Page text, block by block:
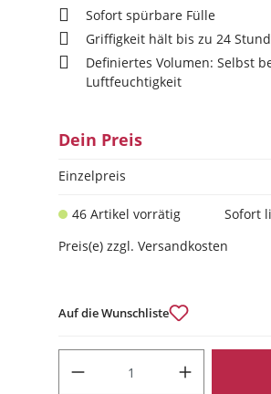
Sofort spürbare Fülle
Griffigkeit hält bis zu 24
Definiertes Volumen: Selbst
Luftfeuchtigkeit
Dein Preis
Einzelpreis
46 Artikel vorrätig
Sofort
Preis(e) zzgl. Versandkosten
Auf die Wunschliste